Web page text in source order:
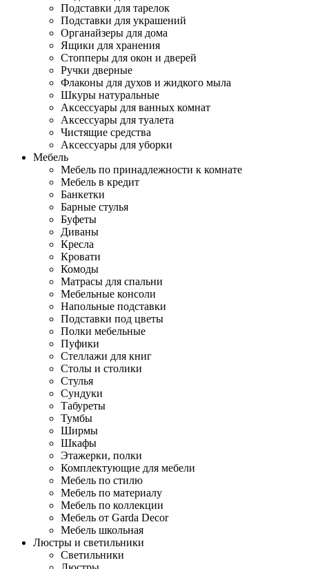
Подставки для тарелок
Подставки для украшений
Органайзеры для дома
Ящики для хранения
Стопперы для окон и дверей
Ручки дверные
Флаконы для духов и жидкого мыла
Шкуры натуральные
Аксессуары для ванных комнат
Аксессуары для туалета
Чистящие средства
Аксессуары для уборки
Мебель
Мебель по принадлежности к комнате
Мебель в кредит
Банкетки
Барные стулья
Буфеты
Диваны
Кресла
Кровати
Комоды
Матрасы для спальни
Мебельные консоли
Напольные подставки
Подставки под цветы
Полки мебельные
Пуфики
Стеллажи для книг
Столы и столики
Стулья
Сундуки
Табуреты
Тумбы
Ширмы
Шкафы
Этажерки, полки
Комплектующие для мебели
Мебель по стилю
Мебель по материалу
Мебель по коллекции
Мебель от Garda Decor
Мебель школьная
Люстры и светильники
Светильники